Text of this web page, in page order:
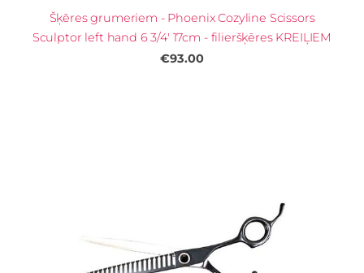
Šķēres grumeriem - Phoenix Cozyline Scissors
Sculptor left hand 6 3/4' 17cm - filieršķēres KREIĻIEM
€93.00